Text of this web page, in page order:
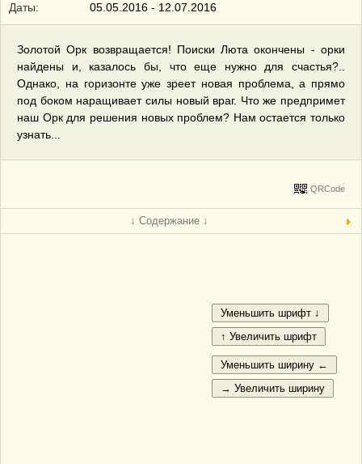
Даты:
05.05.2016 - 12.07.2016
Золотой Орк возвращается! Поиски Люта окончены - орки
найдены и, казалось бы, что еще нужно для счастья?..
Однако, на горизонте уже зреет новая проблема, а прямо
под боком наращивает силы новый враг. Что же предпримет
наш Орк для решения новых проблем? Нам остается только
узнать...
QRCode
↓ Содержание ↓